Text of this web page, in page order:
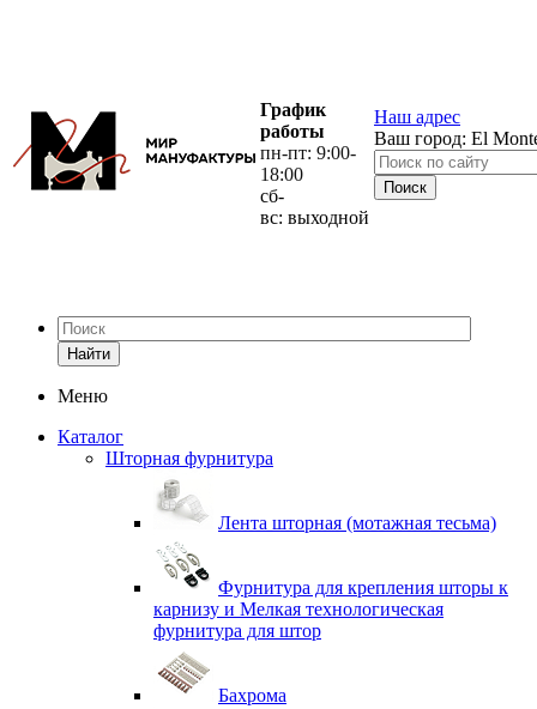
График
работы
пн-пт: 9:00-
18:00
сб-
вс: выходной
Наш адрес
Ваш город: El
Найти
Меню
Каталог
Шторная фурнитура
Лента шторная (мотажная тесьма)
Фурнитура для крепления шторы к
карнизу и Мелкая технологическая
фурнитура для штор
Бахрома